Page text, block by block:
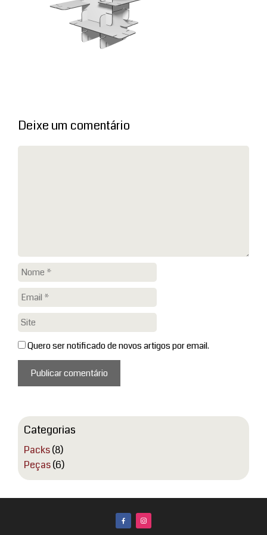
Deixe um comentário
Nome
Email
Site
Quero ser notificado de novos artigos por email.
Categorias
Packs(8)
Peças(6)
facebookinstagram